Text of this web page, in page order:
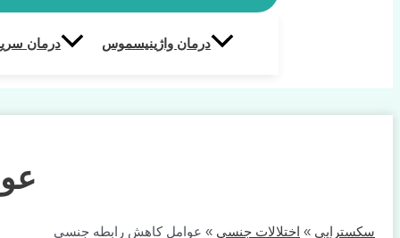
درمان واژینیسموس درمان
سکستراپی » اختلالات جنسی » عوامل کاهش رابطه جنسی